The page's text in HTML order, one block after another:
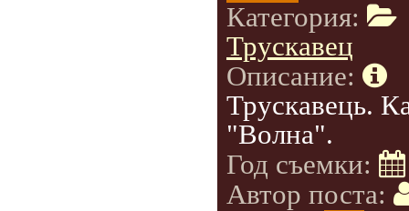
Категория:
Трускавец
Описание:
Трускавець.
"Волна".
Год съемки:
Автор поста: